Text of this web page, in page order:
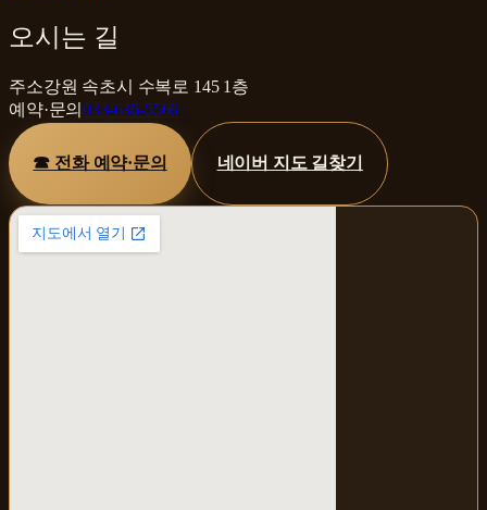
오시는 길
주소강원 속초시 수복로 145 1층
예약·문의033-636-5566
☎ 전화 예약·문의 네이버 지도 길찾기